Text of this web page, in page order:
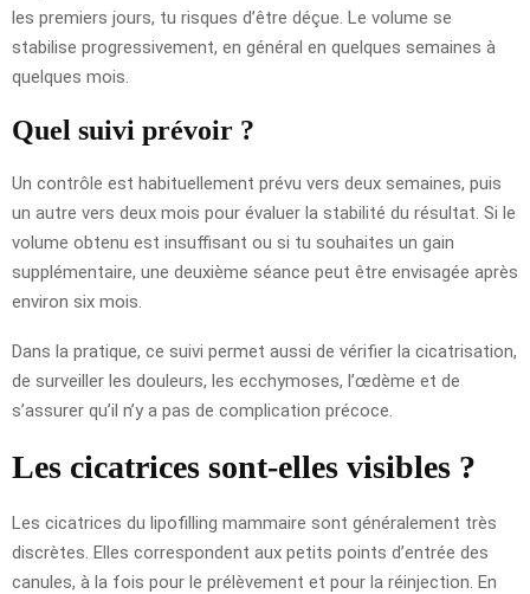
les premiers jours, tu risques d’être déçue. Le volume se
stabilise progressivement, en général en quelques semaines à
quelques mois.
Quel suivi prévoir ?
Un contrôle est habituellement prévu vers deux semaines, puis
un autre vers deux mois pour évaluer la stabilité du résultat. Si le
volume obtenu est insuffisant ou si tu souhaites un gain
supplémentaire, une deuxième séance peut être envisagée après
environ six mois.
Dans la pratique, ce suivi permet aussi de vérifier la cicatrisation,
de surveiller les douleurs, les ecchymoses, l’œdème et de
s’assurer qu’il n’y a pas de complication précoce.
Les cicatrices sont-elles visibles ?
Les cicatrices du lipofilling mammaire sont généralement très
discrètes. Elles correspondent aux petits points d’entrée des
canules, à la fois pour le prélèvement et pour la réinjection. En